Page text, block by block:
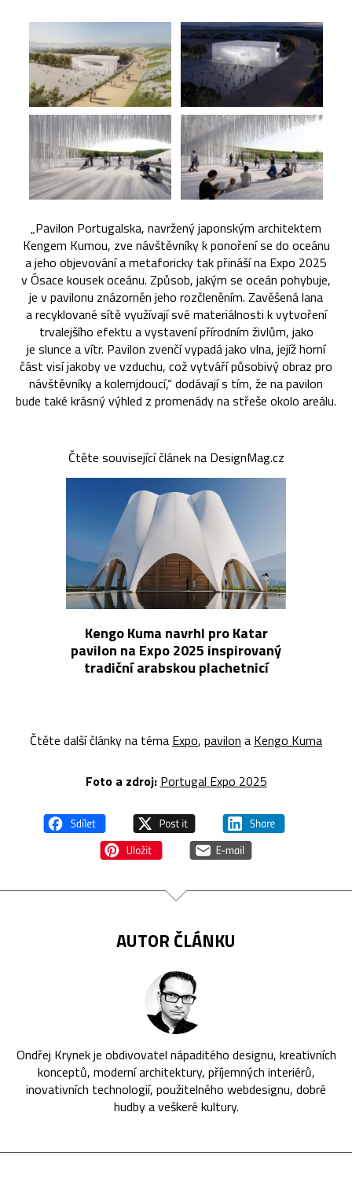
„Pavilon Portugalska, navržený japonským architektem
Kengem Kumou, zve návštěvníky k ponoření se do oceánu
a jeho objevování a metaforicky tak přináší na Expo 2025
v Ósace kousek oceánu. Způsob, jakým se oceán pohybuje,
je v pavilonu znázorněn jeho rozčleněním. Zavěšená lana
a recyklované sítě využívají své materiálnosti k vytvoření
trvalejšího efektu a vystavení přírodním živlům, jako
je slunce a vítr. Pavilon zvenčí vypadá jako vlna, jejíž horní
část visí jakoby ve vzduchu, což vytváří působivý obraz pro
návštěvníky a kolemjdoucí,“ dodávají s tím, že na pavilon
bude také krásný výhled z promenády na střeše okolo areálu.
Čtěte související článek na DesignMag.cz
Kengo Kuma navrhl pro Katar
pavilon na Expo 2025 inspirovaný
tradiční arabskou plachetnicí
Čtěte další články na téma Expo, pavilon a Kengo Kuma
Foto a zdroj: Portugal Expo 2025
AUTOR ČLÁNKU
Ondřej Krynek je obdivovatel nápaditého designu, kreativních
konceptů, moderní architektury, příjemných interiérů,
inovativních technologií, použitelného webdesignu, dobré
hudby a veškeré kultury.